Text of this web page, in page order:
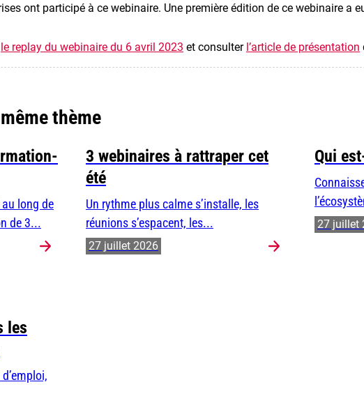
ont participé à ce webinaire. Une première édition de ce webinaire a
le replay du webinaire du 6 avril 2023 et consulter l’article de présentation
thème
long de
de 3...
3 webinaires à rattraper cet
été
Un rythme plus calme s’installe, les
réunions s’espacent, les...
27 juillet 2026
Qui
27 juillet
les